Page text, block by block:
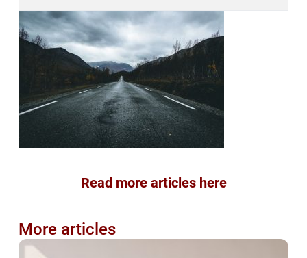
Read more articles here
More articles